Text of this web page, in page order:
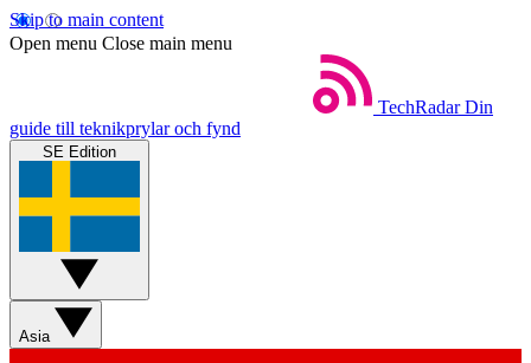
Skip to main content
Open menu Close main menu
TechRadar Din
guide till teknikprylar och fynd
SE Edition
Asia